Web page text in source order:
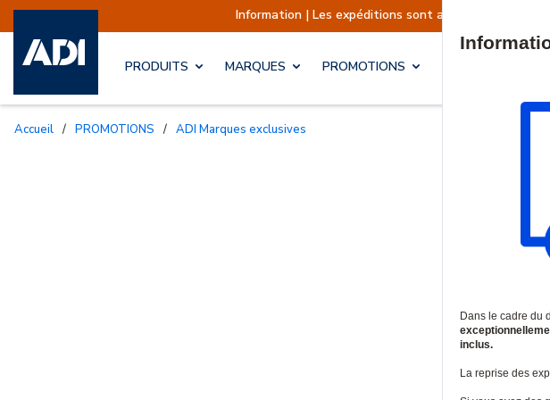
Information | Les expéditions sont actuellement
PRODUITS MARQUES PROMOTIONS
Accueil / PROMOTIONS / ADI Marques exclusives